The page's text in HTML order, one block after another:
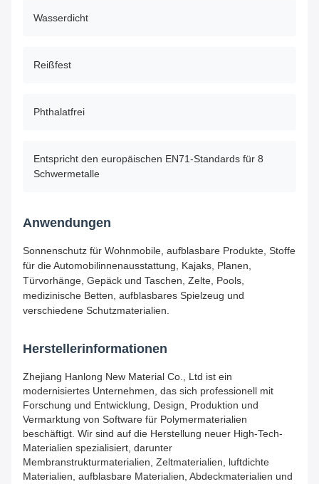
Wasserdicht
Reißfest
Phthalatfrei
Entspricht den europäischen EN71-Standards für 8
Schwermetalle
Anwendungen
Sonnenschutz für Wohnmobile, aufblasbare Produkte, Stoffe
für die Automobilinnenausstattung, Kajaks, Planen,
Türvorhänge, Gepäck und Taschen, Zelte, Pools,
medizinische Betten, aufblasbares Spielzeug und
verschiedene Schutzmaterialien.
Herstellerinformationen
Zhejiang Hanlong New Material Co., Ltd ist ein
modernisiertes Unternehmen, das sich professionell mit
Forschung und Entwicklung, Design, Produktion und
Vermarktung von Software für Polymermaterialien
beschäftigt. Wir sind auf die Herstellung neuer High-Tech-
Materialien spezialisiert, darunter
Membranstrukturmaterialien, Zeltmaterialien, luftdichte
Materialien, aufblasbare Materialien, Abdeckmaterialien und